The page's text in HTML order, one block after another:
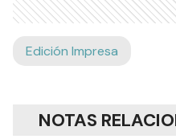
Edición Impresa
NOTAS